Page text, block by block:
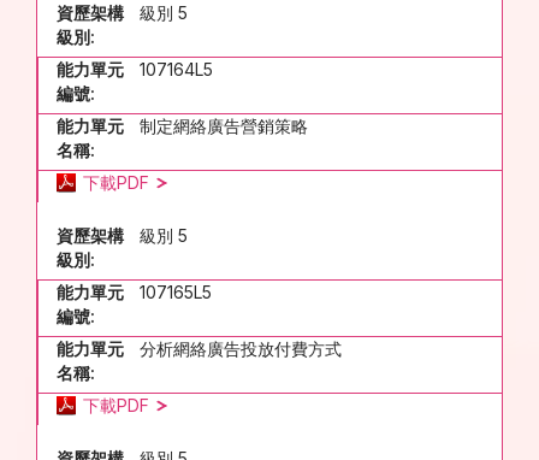
資歷架構
級別:
級別 5
能力單元
編號:
107164L5
能力單元
名稱:
制定網絡廣告營銷策略
下載PDF
資歷架構
級別:
級別 5
能力單元
編號:
107165L5
能力單元
名稱:
分析網絡廣告投放付費方式
下載PDF